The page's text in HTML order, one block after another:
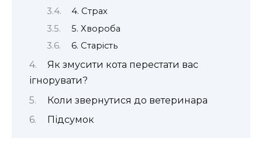
4. Страх
5. Хвороба
6. Старість
Як змусити кота перестати вас
ігнорувати?
Коли звернутися до ветеринара
Підсумок